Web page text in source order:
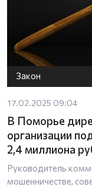
Закон
17.02.2025 09:04
В Поморье
организации
2,4 миллиона
Руководитель
мошенничестве,